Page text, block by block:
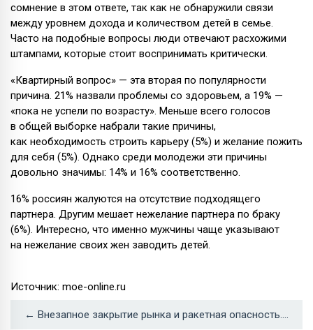
сомнение в этом ответе, так как не обнаружили связи
между уровнем дохода и количеством детей в семье.
Часто на подобные вопросы люди отвечают расхожими
штампами, которые стоит воспринимать критически.
«Квартирный вопрос» — эта вторая по популярности
причина. 21% назвали проблемы со здоровьем, а 19% —
«пока не успели по возрасту». Меньше всего голосов
в общей выборке набрали такие причины,
как необходимость строить карьеру (5%) и желание пожить
для себя (5%). Однако среди молодежи эти причины
довольно значимы: 14% и 16% соответственно.
16% россиян жалуются на отсутствие подходящего
партнера. Другим мешает нежелание партнера по браку
(6%). Интересно, что именно мужчины чаще указывают
на нежелание своих жен заводить детей.
Источник: moe-online.ru
← Внезапное закрытие рынка и ракетная опасность. Главные новости Воронежа и области за 29 мая